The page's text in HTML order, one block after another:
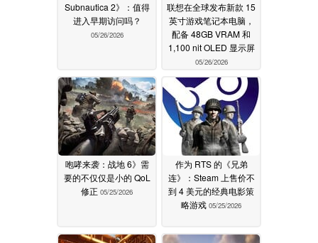
Subnautica 2》：值得
进入早期访问吗？
05/26/2026
联想在全球发布新款 15
英寸游戏笔记本电脑，
配备 48GB VRAM 和
1,100 nit OLED 显示屏
05/26/2026
咆哮来袭：战地 6》需
要的不仅仅是小的 QoL
修正 05/25/2026
作为 RTS 的《兄弟
连》：Steam 上售价不
到 4 美元的经典电影策
略游戏 05/25/2026